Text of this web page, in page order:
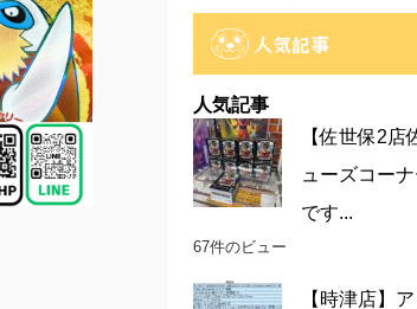
人気記事
人気記事
【佐世保2店
ューズコー
です...
67件のビュー
【時津店】